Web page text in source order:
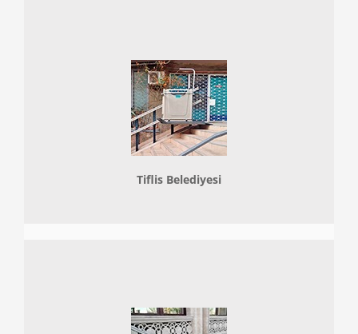
Tiflis Belediyesi